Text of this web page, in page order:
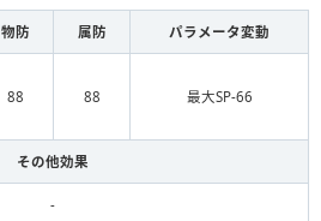
物防 属防 パラメータ変動
88 88 最大SP-66
その他効果
-